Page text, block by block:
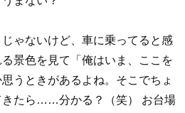
ゃないけど、車に乗ってると感
景色を見て「俺はいま、ここを
うときがあるよね。そこでちょ
きたら……分かる？（笑） お台場